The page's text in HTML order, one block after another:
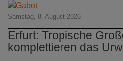
Samstag, 8. August 2026
Erfurt: Tropische
komplettieren das